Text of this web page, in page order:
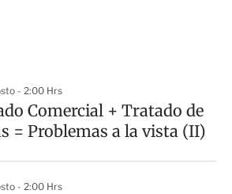
- 2:00 Hrs
Comercial + Tratado de
= Problemas a la vista (II)
- 2:00 Hrs